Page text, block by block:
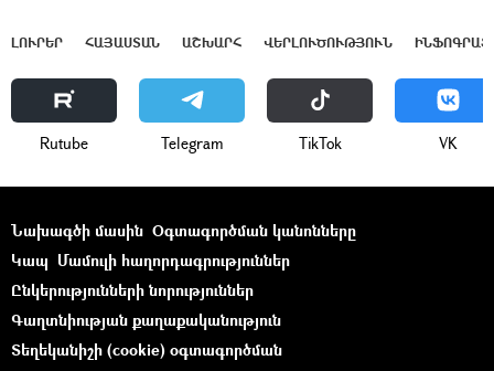
ԼՈՒՐԵՐ ՀԱՅԱՍՏԱՆ ԱՇԽԱՐՀ ՎԵՐԼՈՒԾՈՒԹՅՈՒՆ
Rutube Telegram ТikТоk VK
Նախագծի մասին Օգտագործման կանոնները
Կապ Մամուլի հաղորդագրություններ
Ընկերությունների նորություններ
Գաղտնիության քաղաքականություն
Տեղեկանիշի (cookie) օգտագործման